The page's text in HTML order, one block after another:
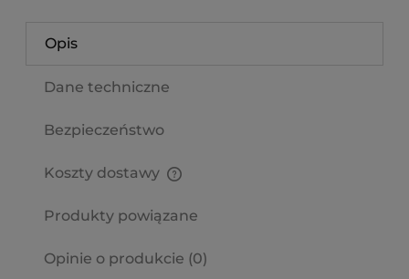
Opis
Dane techniczne
Bezpieczeństwo
Koszty dostawy
Produkty powiązane
Opinie o produkcie (0)